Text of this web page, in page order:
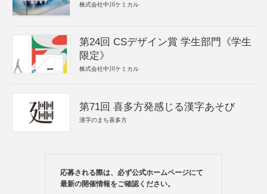
株式会社中川ケミカル
第24回 CSデザイン賞 学生部門《学生
限定》
株式会社中川ケミカル
第71回 喜多方発感じる漢字あそび
漢字のまち喜多方
応募される際は、必ず公式ホームページにて
最新の開催情報をご確認ください。